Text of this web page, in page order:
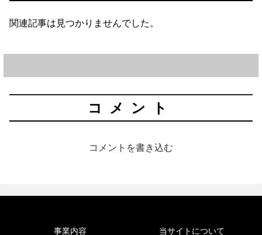
関連記事は見つかりませんでした。
コメント
コメントを書き込む
事業内容
当サイトについて